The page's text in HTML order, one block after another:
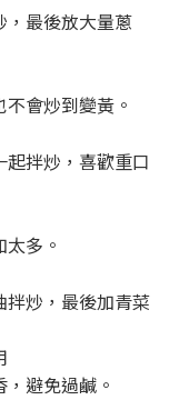
，最後放大量蔥
會炒到變黃。
拌炒，喜歡重口
多。
拌炒，最後加青菜
避免過鹹。